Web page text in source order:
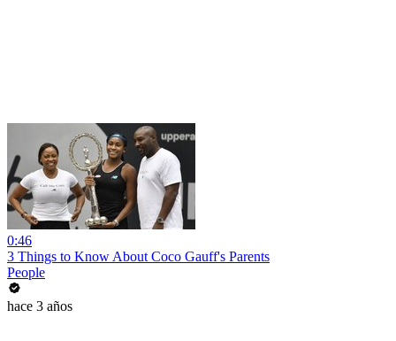
0:46
3 Things to Know About Coco Gauff's Parents
People
hace 3 años